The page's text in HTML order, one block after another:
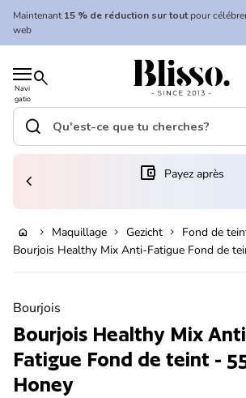
Skip to content
Maintenant15 % de réduction sur toutpour
web
Navi
gatio
n
mobil
search
Accueil
Accueil
Recherche"
search
(le lien s'ouvre dans un nouvel onglet/
account_balance_wallet Payez après
chevron_left
home chevron_right Maquillage chevron_right Gezicht chevron_right Fond de
Bourjois Healthy Mix Anti-Fatigue Fond de
Bourjois
Bourjois Healthy Mix
Fatigue Fond de teint -
Honey